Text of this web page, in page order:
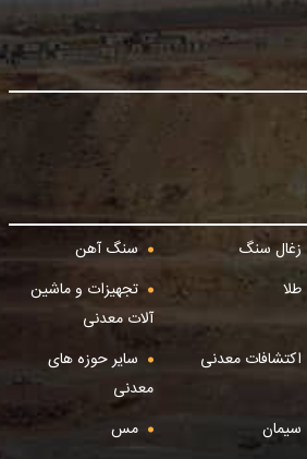
زغال سنگ
سنگ آهن
طلا
تجهیزات و ماشین
آلات معدنی
اکتشافات معدنی
سایر حوزه های
معدنی
سیمان
مس